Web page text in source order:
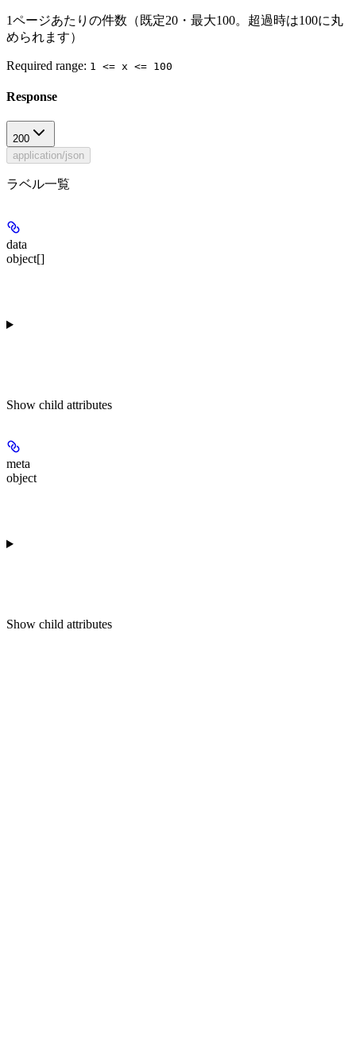
1ページあたりの件数（既定20・最大100。超過時は100に丸
められます）
Required range: 1 <= x <= 100
Response
200
application/json
ラベル一覧
data
object[]
Show child attributes
meta
object
Show child attributes